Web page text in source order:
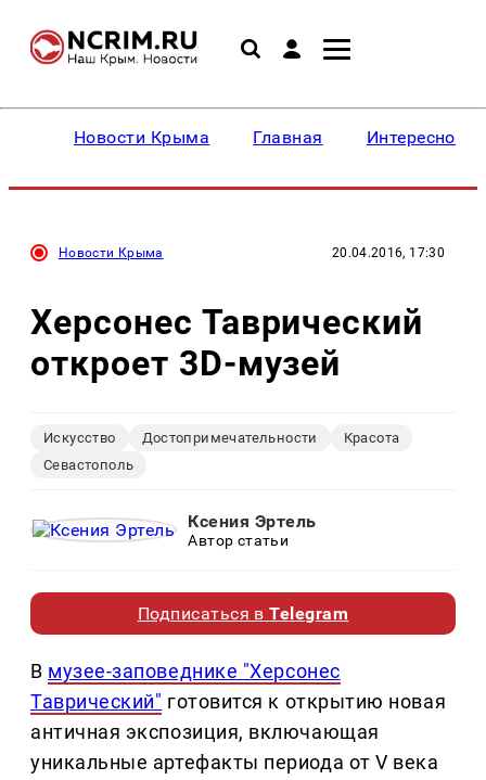
Новости Крыма Главная Интересное
Новости Крыма 20.04.2016, 17:30
Херсонес Таврический
откроет 3D-музей
Искусство Достопримечательности
Красота
Севастополь
Ксения Эртель
Автор статьи
Подписаться вTelegram
В музее-заповеднике "Херсонес
Таврический" готовится к открытию новая
античная экспозиция, включающая
уникальные артефакты периода от V века